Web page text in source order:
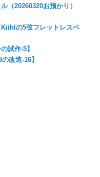
（20260320お預かり）
の5弦フレットレスベ
試作-5】
改造-16】